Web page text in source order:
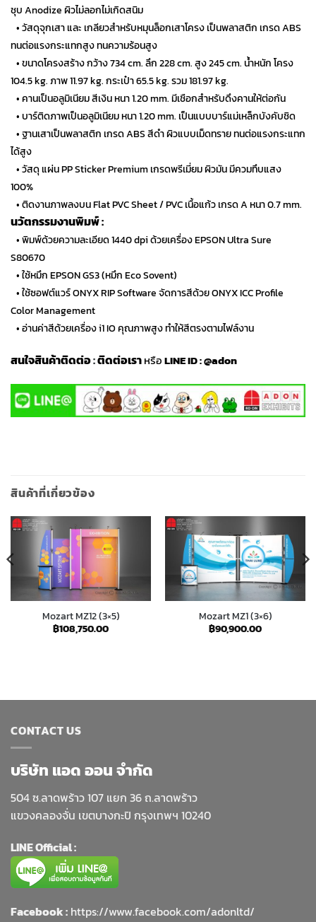
ชุบ Anodize ผิวไม่ลอกไม่เกิดสนิม
• วัสดุจุกเสา และ เกลียวสำหรับหมุนล็อกเสาโครง เป็นพลาสติก เกรด ABS
ทนต่อแรงกระแทกสูง ทนความร้อนสูง
• ขนาดโครงสร้าง กว้าง 734 cm. ลึก 228 cm. สูง 245 cm. น้ำหนัก โครง
104.5 kg. ภาพ 11.97 kg. กระเป๋า 65.5 kg. รวม 181.97 kg.
• คานเป็นอลูมิเนียม สีเงิน หนา 1.20 mm. มีเชือกสำหรับดึงคานให้ต่อกัน
• บาร์ติดภาพเป็นอลูมิเนียม หนา 1.20 mm. เป็นแบบบาร์แม่เหล็กบังคับชิด
• ฐานเสาเป็นพลาสติก เกรด ABS สีดำ ผิวแบบเม็ดทราย ทนต่อแรงกระแทก
ได้สูง
• วัสดุ แผ่น PP Sticker Premium เกรดพรีเมี่ยม ผิวมัน มีควมทึบแสง
100%
• ติดงานภาพลงบน Flat PVC Sheet / PVC เนื้อแก้ว เกรด A หนา 0.7 mm.
นวัตกรรมงานพิมพ์ :
• พิมพ์ด้วยความละเอียด 1440 dpi ด้วยเครื่อง EPSON Ultra Sure
S80670
• ใช้หมึก EPSON GS3 (หมึก Eco Sovent)
• ใช้ซอฟต์แวร์ ONYX RIP Software จัดการสีด้วย ONYX ICC Profile
Color Management
• อ่านค่าสีด้วยเครื่อง i1 IO คุณภาพสูง ทำให้สีตรงตามไฟล์งาน
สนใจสินค้าติดต่อ:ติดต่อเราหรือLINE ID :@adon
สินค้าที่เกี่ยวข้อง
Mozart MZ12 (3×5)
฿108,750.00
Mozart MZ1 (3×6)
฿90,900.00
CONTACT US
บริษัท แอด ออน จำกัด
504 ซ.ลาดพร้าว 107 แยก 36 ถ.ลาดพร้าว
แขวงคลองจั่น เขตบางกะปิ กรุงเทพฯ 10240
LINE Official :
Facebook : https://www.facebook.com/adonltd/